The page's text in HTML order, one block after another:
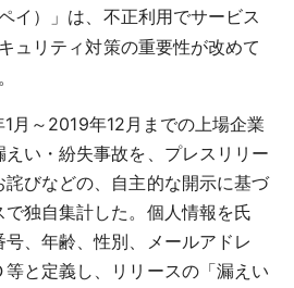
イ）」は、不正利用でサービス
ュリティ対策の重要性が改めて
月～2019年12月までの上場企業
えい・紛失事故を、プレスリリー
詫びなどの、自主的な開示に基づ
で独自集計した。個人情報を氏
、年齢、性別、メールアドレ
等と定義し、リリースの「漏えい